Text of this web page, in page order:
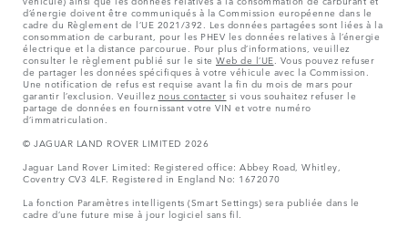
d’énergie doivent être communiqués à la Commission européenne dans le
cadre du Règlement de l’UE 2021/392. Les données partagées sont liées à la
consommation de carburant, pour les PHEV les données relatives à l’énergie
électrique et la distance parcourue. Pour plus d’informations, veuillez
consulter le règlement publié sur le site Web de l’UE . Vous pouvez refuser
de partager les données spécifiques à votre véhicule avec la Commission.
Une notification de refus est requise avant la fin du mois de mars pour
garantir l’exclusion. Veuillez nous contacter si vous souhaitez refuser le
partage de données en fournissant votre VIN et votre numéro
d’immatriculation.
© JAGUAR LAND ROVER LIMITED 2026
Jaguar Land Rover Limited: Registered office: Abbey Road, Whitley,
Coventry CV3 4LF. Registered in England No: 1672070
La fonction Paramètres intelligents (Smart Settings) sera publiée dans le
cadre d’une future mise à jour logiciel sans fil.